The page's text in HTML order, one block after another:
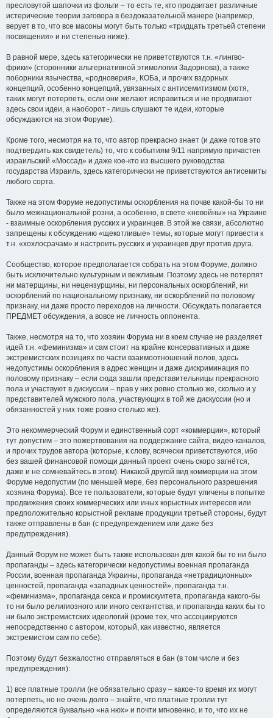
пресловутой шапочки из фольги – то есть те, кто продвигает различные
истерические теории заговора в бездоказательной манере (например,
верует в то, что все масоны могут быть только «тридцать третьей степени
посвящения» и ни степенью ниже).
В равной мере, здесь категорически не приветствуются т.н. «лингво-
фрики» (сторонники альтернативной этимологии Задорнова), а также
поборники язычества, «родноверия», КОБа, и прочих вздорных
концепций, особенно концепций, увязанных с антисемитизмом (хотя,
таких могут потерпеть, если они желают исправиться и не продвигают
здесь свои идеи, а наоборот - лишь слушают те идеи, которые
обсуждаются на этом Форуме).
Кроме того, несмотря на то, что автор прекрасно знает (и даже готов это
подтвердить как свидетель) то, что к событиям 9/11 напрямую причастен
израильский «Моссад» и даже кое-кто из высшего руководства
государства Израиль, здесь категорически не приветствуются антисемиты
любого сорта.
Также на этом Форуме недопустимы оскорбления на почве какой-бы то ни
было межнациональной розни, а особенно, в свете «невойны» на Украине
- взаимные оскорбления русских и украинцев. В этой же связи, абсолютно
запрещены к обсуждению «щекотливые» темы, которые могут привести к
т.н. «хохлосрачам» и настроить русских и украинцев друг против друга.
Сообщество, которое предполагается собрать на этом Форуме, должно
быть исключительно культурным и вежливым. Поэтому здесь не потерпят
ни матерщины, ни нецензурщины, ни персональных оскорблений, ни
оскорблений по национальному признаку, ни оскорблений по половому
признаку, ни даже просто переходов на личности. Обсуждать полагается
ПРЕДМЕТ обсуждения, а вовсе не личность оппонента.
Также, несмотря на то, что хозяин Форума ни в коем случае не разделяет
идей т.н. «феминизма» и сам стоит на крайне консервативных и даже
экстремистских позициях по части взаимоотношений полов, здесь
недопустимы оскорбления в адрес женщин и даже дискриминация по
половому признаку – если сюда зашли представительницы прекрасного
пола и участвуют в дискуссии – прав у них ровно столько же, сколько и у
представителей мужского пола, участвующих в той же дискуссии (но и
обязанностей у них тоже ровно столько же).
Это некоммерческий Форум и единственный сорт «коммерции», который
тут допустим – это пожертвования на поддержание сайта, видео-каналов,
и прочих трудов автора (которые, к слову, всячески приветствуются, ибо
без вашей финансовой помощи данный проект очень скоро загнётся,
даже и не сомневайтесь в этом). Никакой другой вид коммерции на этом
Форуме недопустим (по меньшей мере, без персонального разрешения
хозяина Форума). Все те пользователи, которые будут уличены в попытке
продвижения своих коммерческих или иных корыстных интересов или
предположительно корыстной рекламе продукции третьей стороны, будут
также отправлены в бан (с предупреждением или даже без
предупреждения).
Данный Форум не может быть также использован для какой бы то ни было
пропаганды – здесь категорически недопустимы военная пропаганда
России, военная пропаганда Украины, пропаганда «нетрадиционных»
ценностей, пропаганда «западных ценностей», пропаганда т.н.
«феминизма», пропаганда секса и промискуитета, пропаганда какого-бы
то ни было религиозного или иного сектантства, и пропаганда каких бы то
ни было экстремистских идеологий (кроме тех, что ассоциируются
непосредственно с автором, который, как известно, является
экстремистом сам по себе).
Поэтому будут безжалостно отправляться в бан (в том числе и без
предупреждения):
1) все платные тролли (не обязательно сразу – какое-то время их могут
потерпеть, но не очень долго – знайте, что платные тролли тут
определяются буквально «на нюх» и почти мгновенно, и то, что их не